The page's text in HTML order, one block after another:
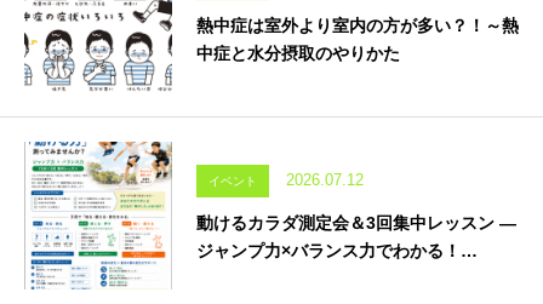
熱中症は室外より室内の方が多い？！～熱
中症と水分摂取のやりかた
イベント 2026.07.12
動けるカラダ測定会＆3回集中レッスン ―
ジャンプ力×バランス力でわかる！…